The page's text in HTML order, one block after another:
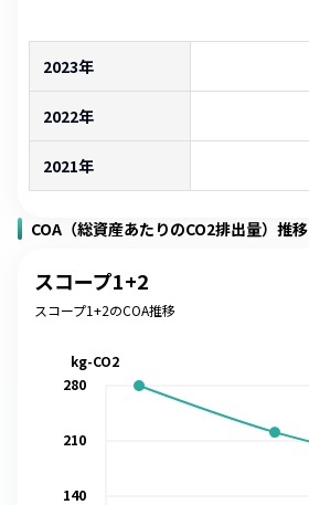
2023年
2022年
2021年
COA（総資産あたりのCO2排出量）推移
スコープ1+2
スコープ1+2のCOA推移
140
210
280
kg-CO2